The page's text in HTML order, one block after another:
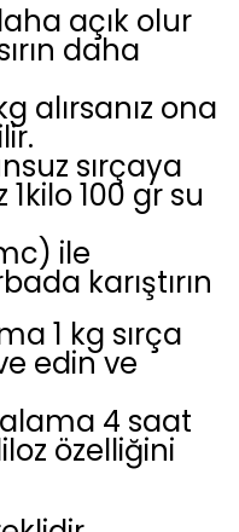
açık olur
daha
alırsanız ona
sırçaya
100 gr su
ile
karıştırın
1 kg sırça
edin ve
4 saat
özelliğini